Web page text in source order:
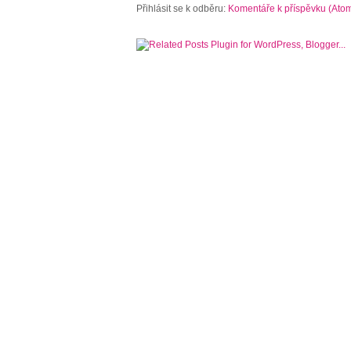
Přihlásit se k odběru: Komentáře k příspěvku